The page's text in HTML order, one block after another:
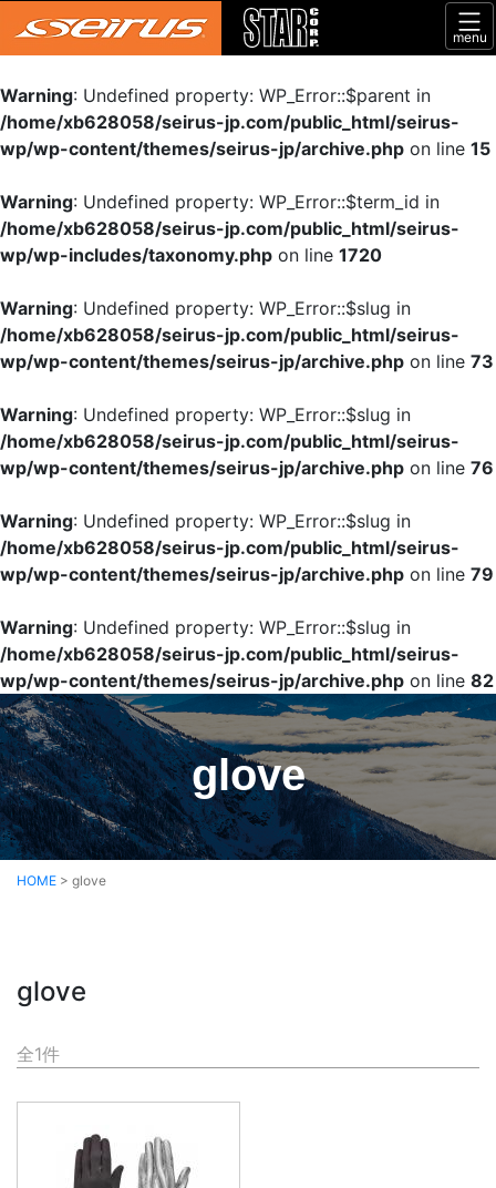
menu
Warning: Undefined property: WP_Error::$parent in
/home/xb628058/seirus-jp.com/public_html/seirus-
wp/wp-content/themes/seirus-jp/archive.php on line 15
Warning: Undefined property: WP_Error::$term_id in
/home/xb628058/seirus-jp.com/public_html/seirus-
wp/wp-includes/taxonomy.php on line 1720
Warning: Undefined property: WP_Error::$slug in
/home/xb628058/seirus-jp.com/public_html/seirus-
wp/wp-content/themes/seirus-jp/archive.php on line 73
Warning: Undefined property: WP_Error::$slug in
/home/xb628058/seirus-jp.com/public_html/seirus-
wp/wp-content/themes/seirus-jp/archive.php on line 76
Warning: Undefined property: WP_Error::$slug in
/home/xb628058/seirus-jp.com/public_html/seirus-
wp/wp-content/themes/seirus-jp/archive.php on line 79
Warning: Undefined property: WP_Error::$slug in
/home/xb628058/seirus-jp.com/public_html/seirus-
wp/wp-content/themes/seirus-jp/archive.php on line 82
glove
HOME > glove
glove
全1件